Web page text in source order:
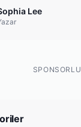
Lee
SPONSORLU